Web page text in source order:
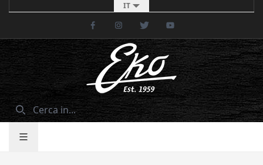
IT
FacebookInstagramTwitter